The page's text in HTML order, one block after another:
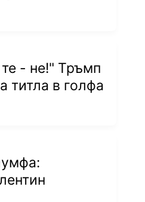
- не!" Тръмп
титла в голфа